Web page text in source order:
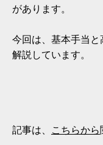
があります。
今回は、基本手当と
解説しています。
記事は、 こちらから